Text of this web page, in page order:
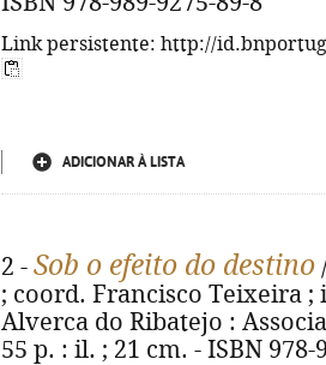
Link persistente: http://
ADICIONAR À LISTA
2 - Sob o efeito do destino
; coord. Francisco Teixeira ;
Alverca do Ribatejo :
55 p. : il. ; 21 cm. - ISBN 978-